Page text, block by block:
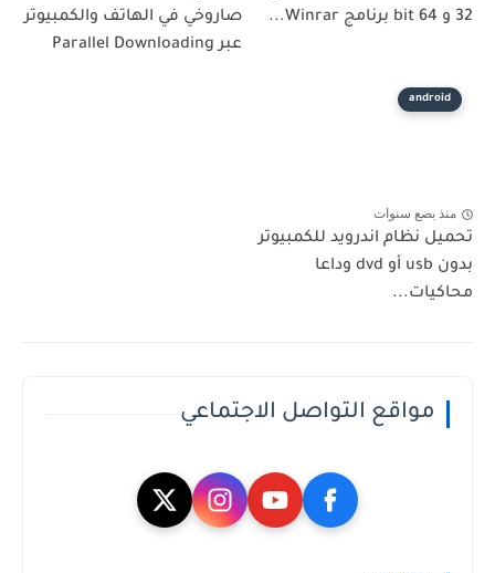
32 و 64 bit برنامج Winrar...
صاروخي في الهاتف والكمبيوتر
عبر Parallel Downloading
android
منذ بضع سنوات
تحميل نظام اندرويد للكمبيوتر
بدون usb أو dvd وداعا
محاكيات...
مواقع التواصل الاجتماعي